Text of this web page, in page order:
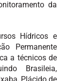
da
Hídricos e
Permanente
a técnicos de
Brasileia,